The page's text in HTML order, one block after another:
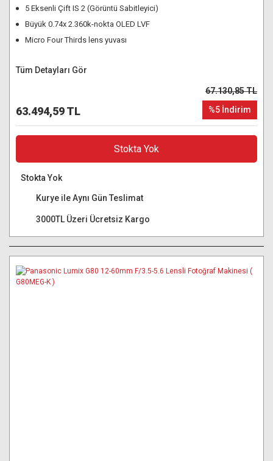
5 Eksenli Çift IS 2 (Görüntü Sabitleyici)
Büyük 0.74x 2.360k-nokta OLED LVF
Micro Four Thirds lens yuvası
Tüm Detayları Gör
63.494,59 TL
67.130,85 TL
%5 İndirim
Stokta Yok
Stokta Yok
Kurye ile Aynı Gün Teslimat
3000TL Üzeri Ücretsiz Kargo